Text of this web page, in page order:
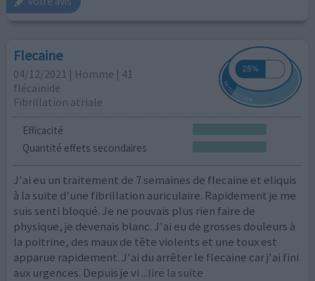
Flecaine
04/12/2021 | Homme | 41
flécaïnide
Fibrillation atriale
Efficacité
Quantité effets secondaires
J'ai eu un traitement de 7 semaines de flecaine et eliquis
à la suite d'une fibrillation auriculaire. Rapidement je me
suis senti bloqué. Je ne pouvais plus rien faire de
physique, je devenais blanc. J'ai eu de grosses douleurs à
la poitrine, des maux de tête violents et une toux est
apparue rapidement. J'ai du arrêter le flecaine car j'ai fini
aux urgences. Depuis je vi ...lire la suite